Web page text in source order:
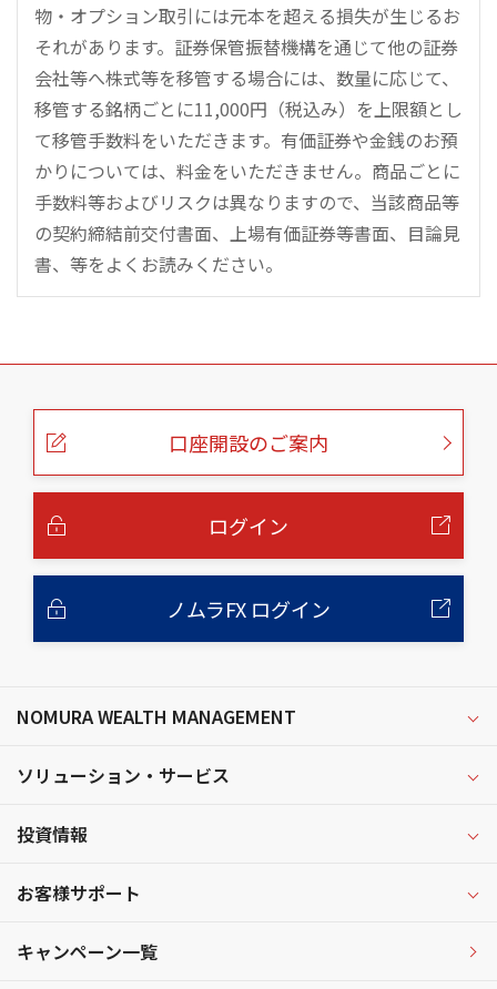
物・オプション取引には元本を超える損失が生じるお
それがあります。証券保管振替機構を通じて他の証券
会社等へ株式等を移管する場合には、数量に応じて、
移管する銘柄ごとに11,000円（税込み）を上限額とし
て移管手数料をいただきます。有価証券や金銭のお預
かりについては、料金をいただきません。商品ごとに
手数料等およびリスクは異なりますので、当該商品等
の契約締結前交付書面、上場有価証券等書面、目論見
書、等をよくお読みください。
こ
口座開設のご案内
ログイン
ノムラFX ログイン
NOMURA WEALTH MANAGEMENT
ソリューション・サービス
投資情報
お客様サポート
キャンペーン一覧